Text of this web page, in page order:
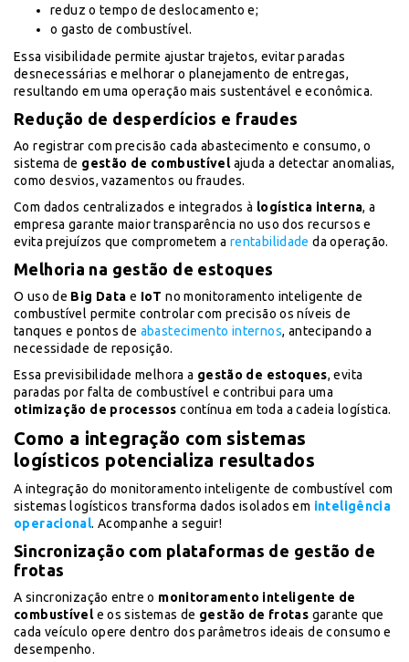
reduz o tempo de deslocamento e;
o gasto de combustível.
Essa visibilidade permite ajustar trajetos, evitar paradas
desnecessárias e melhorar o planejamento de entregas,
resultando em uma operação mais sustentável e econômica.
Redução de desperdícios e fraudes
Ao registrar com precisão cada abastecimento e consumo, o
sistema de gestão de combustívelajuda a detectar anomalias,
como desvios, vazamentos ou fraudes.
Com dados centralizados e integrados à logística interna, a
empresa garante maior transparência no uso dos recursos e
evita prejuízos que comprometem a rentabilidade da operação.
Melhoria na gestão de estoques
O uso de Big Data e IoT no monitoramento inteligente de
combustível permite controlar com precisão os níveis de
tanques e pontos de abastecimento internos, antecipando a
necessidade de reposição.
Essa previsibilidade melhora a gestão de estoques, evita
paradas por falta de combustível e contribui para uma
otimização de processos contínua em toda a cadeia logística.
Como a integração com sistemas
logísticos potencializa resultados
A integração do monitoramento inteligente de combustível com
sistemas logísticos transforma dados isolados em inteligência
operacional. Acompanhe a seguir!
Sincronização com plataformas de gestão de
frotas
A sincronização entre o monitoramento inteligente de
combustívele os sistemas de gestão de frotas garante que
cada veículo opere dentro dos parâmetros ideais de consumo e
desempenho.